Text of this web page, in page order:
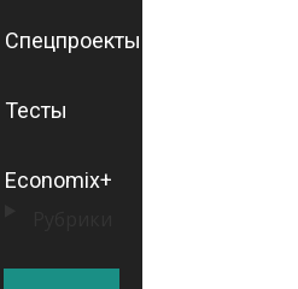
Спецпроекты
Тесты
Economix+